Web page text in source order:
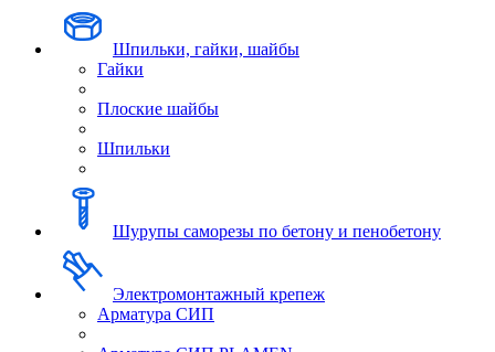
Шпильки, гайки, шайбы
Гайки
Плоские шайбы
Шпильки
Шурупы саморезы по бетону и пенобетону
Электромонтажный крепеж
Арматура СИП